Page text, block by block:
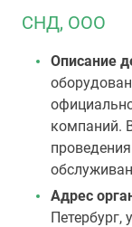
СНД, ООО
Описание
компаний.
Адрес
Петербург,